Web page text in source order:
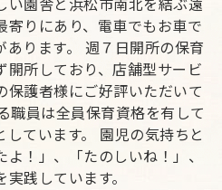
寄りにあり、電車でもお車で
ります。 週７日開所の保育
開所しており、店舗型サービ
保護者様にご好評いただいて
職員は全員保育資格を有して
ています。 園児の気持ちと
！」、「たのしいね！」、
践しています。